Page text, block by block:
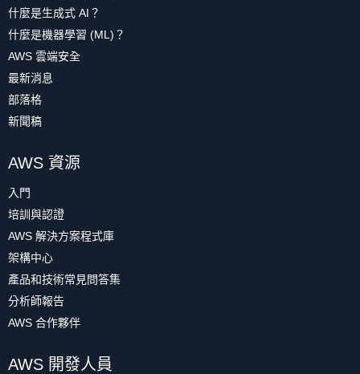
什麼是生成式 AI？
什麼是機器學習 (ML)？
AWS 雲端安全
最新消息
部落格
新聞稿
AWS 資源
入門
培訓與認證
AWS 解決方案程式庫
架構中心
產品和技術常見問答集
分析師報告
AWS 合作夥伴
AWS 開發人員